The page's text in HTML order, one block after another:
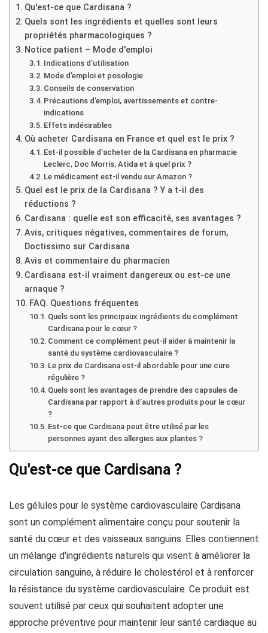
Qu'est-ce que Cardisana ?
Quels sont les ingrédients et quelles sont leurs
propriétés pharmacologiques ?
Notice patient – Mode d'emploi
Indications d’utilisation
Mode d’emploi et posologie
Conseils de conservation
Précautions d’emploi, avertissements et contre-
indications
Effets indésirables
Où acheter Cardisana en France et quel est le prix ?
Est-il possible d’acheter de la Cardisana en pharmacie
Leclerc, Doc Morris, Atida et à quel prix ?
Le médicament est-il vendu sur Amazon ?
Quel est le prix de la Cardisana ? Y a t-il des
réductions ?
Cardisana : quelle est son efficacité, ses avantages ?
Avis, critiques négatives, commentaires de forum,
Doctissimo sur Cardisana
Avis et commentaire du pharmacien
Cardisana est-il vraiment dangereux ou est-ce une
arnaque ?
FAQ. Questions fréquentes
Quels sont les principaux ingrédients du complément
Cardisana pour le cœur ?
Comment ce complément peut-il aider à maintenir la
santé du système cardiovasculaire ?
Le prix de Cardisana est-il abordable pour une cure
régulière ?
Quels sont les avantages de prendre des capsules de
Cardisana par rapport à d’autres produits pour le cœur
?
Est-ce que Cardisana peut être utilisé par les
personnes ayant des allergies aux plantes ?
Qu'est-ce que Cardisana ?
Les gélules pour le système cardiovasculaire Cardisana
sont un complément alimentaire conçu pour soutenir la
santé du cœur et des vaisseaux sanguins. Elles contiennent
un mélange d'ingrédients naturels qui visent à améliorer la
circulation sanguine, à réduire le cholestérol et à renforcer
la résistance du système cardiovasculaire. Ce produit est
souvent utilisé par ceux qui souhaitent adopter une
approche préventive pour maintenir leur santé cardiaque au